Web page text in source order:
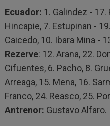
Ecuador: 1. Galindez - 17.
Hincapie, 7. Estupinan -
Caicedo, 10. Ibara Mina -
Rezerve: 12. Arana, 22.
Cifuentes, 6. Pacho, 8.
Arreaga, 15. Mena, 16.
Franco, 24. Reasco, 25.
Antrenor: Gustavo Alfaro.